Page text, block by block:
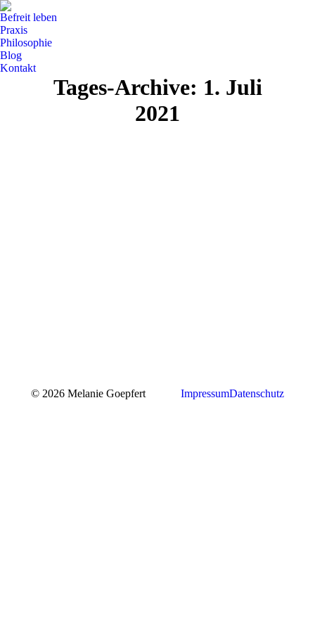
Befreit leben
Praxis
Philosophie
Blog
Kontakt
Tages-Archive: 1. Juli
2021
© 2026 Melanie Goepfert ImpressumDatenschutz